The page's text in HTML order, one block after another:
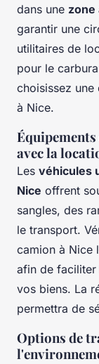
dans une zone
garantir une
utilitaires de
pour le
choisissez
à Nice.
avec la
Les véhicules
Nice offrent
sangles, des
le transport.
camion à Nice
afin de faciliter
vos biens. La
permettra de
Options de